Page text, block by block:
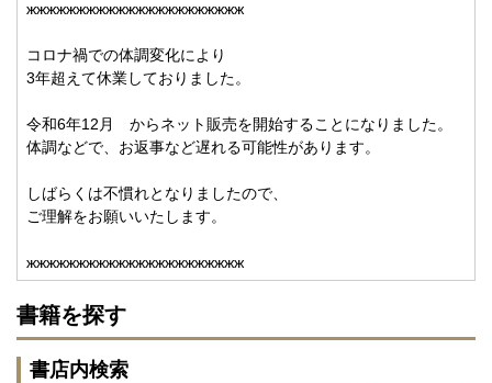
жжжжжжжжжжжжжжжжжжжжжж
コロナ禍での体調変化により
3年超えて休業しておりました。
令和6年12月 からネット販売を開始することになりました。
体調などで、お返事など遅れる可能性があります。
しばらくは不慣れとなりましたので、
ご理解をお願いいたします。
жжжжжжжжжжжжжжжжжжжжжж
書籍を探す
書店内検索